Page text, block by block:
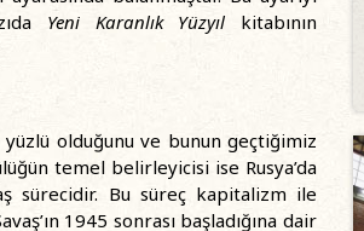
Yeni Karanlık Yüzyıl kitabının
yüzlü olduğunu ve bunun geçtiğimiz
temel belirleyicisi ise Rusya’da
sürecidir. Bu süreç kapitalizm ile
1945 sonrası başladığına dair